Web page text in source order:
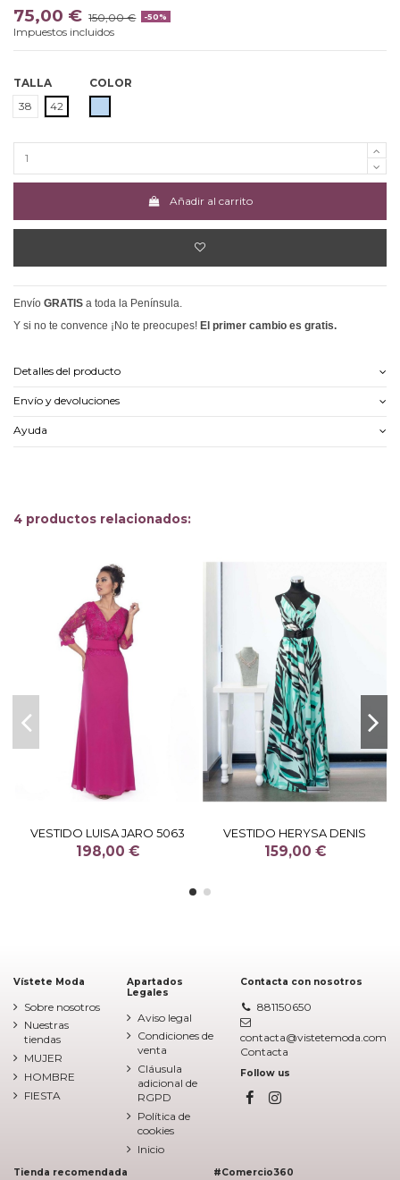
75,00 € 150,00 € -50%
Impuestos incluidos
TALLA
38
42
COLOR
Añadir al carrito
Envío GRATIS a toda la Península.
Y si no te convence ¡No te preocupes! El primer cambio es gratis.
Detalles del producto
Envío y devoluciones
Ayuda
4 productos relacionados:
VESTIDO LUISA JARO 5063
198,00 €
VESTIDO HERYSA DENIS
159,00 €
Vístete Moda
Sobre nosotros
Nuestras
tiendas
MUJER
HOMBRE
FIESTA
Apartados
Legales
Aviso legal
Condiciones de
venta
Cláusula
adicional de
RGPD
Política de
cookies
Inicio
Contacta con nosotros
881150650
contacta@vistetemoda.com
Contacta
Follow us
Tienda recomendada #Comercio360